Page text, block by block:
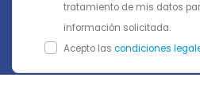
tratamiento de mis datos
información solicitada.
Acepto las condiciones